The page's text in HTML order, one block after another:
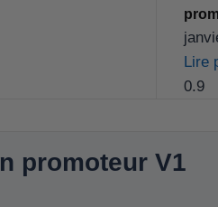
Lire
promoteur V1